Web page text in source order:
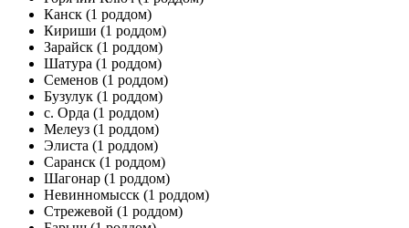
Канск (1 роддом)
Кириши (1 роддом)
Зарайск (1 роддом)
Шатура (1 роддом)
Семенов (1 роддом)
Бузулук (1 роддом)
с. Орда (1 роддом)
Мелеуз (1 роддом)
Элиста (1 роддом)
Саранск (1 роддом)
Шагонар (1 роддом)
Невинномысск (1 роддом)
Стрежевой (1 роддом)